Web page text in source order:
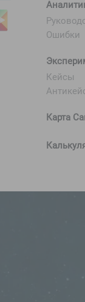
Ошибки
Кейсы
Карта